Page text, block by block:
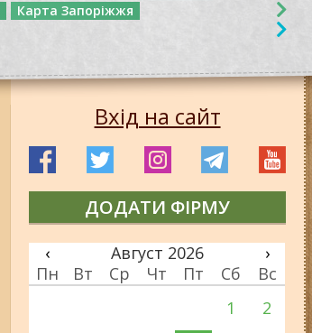
Карта Запоріжжя
Вхід на сайт
ДОДАТИ ФІРМУ
1 2
‹ Август 2026
›
Пн
Вт Ср Чт Пт Сб Вс